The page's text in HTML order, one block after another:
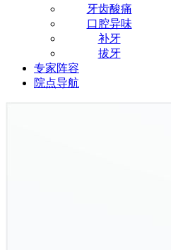
牙齿酸痛
口腔异味
补牙
拔牙
专家阵容
院点导航